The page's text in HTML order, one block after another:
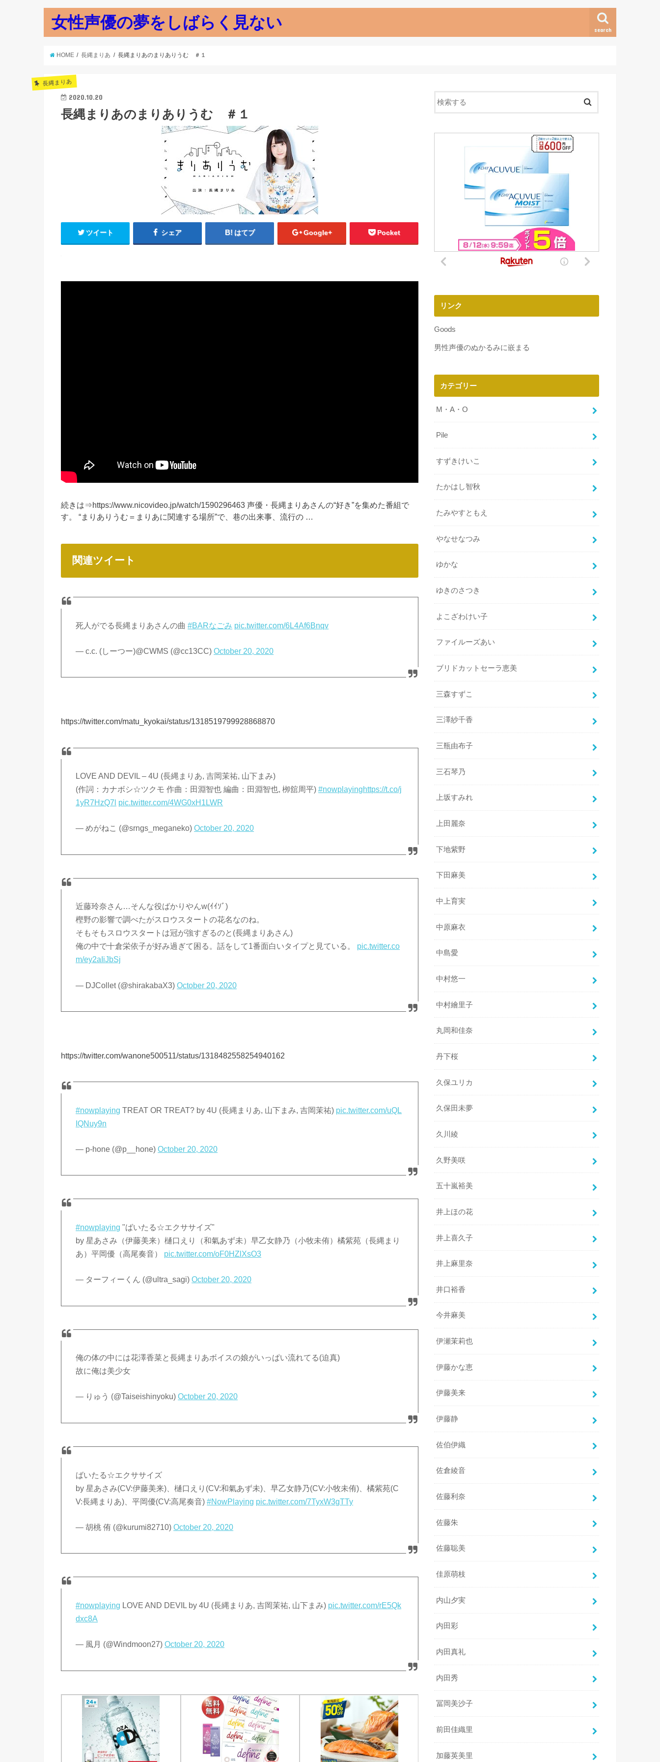
女性声優の夢をしばらく見ない search
HOME 長縄まりあ 長縄まりあのまりありうむ ＃１
長縄まりあ
2020.10.20
長縄まりあのまりありうむ ＃１
ツイート シェア はてブ Google+ Pocket
続きは⇒https://www.nicovideo.jp/watch/1590296463 声優・長縄まりあさんの“好き”を集めた番組で
す。 “まりありうむ＝まりあに関連する場所”で、巷の出来事、流行の …
関連ツイート
死人がでる長縄まりあさんの曲#BARなごみ pic.twitter.com/6L4Af6Bnqv
— c.c. (しーつー)@CWMS (@cc13CC)October 20, 2020
https://twitter.com/matu_kyokai/status/1318519799928868870
LOVE AND DEVIL – 4U (長縄まりあ, 吉岡茉祐, 山下まみ)
(作詞：カナボシ☆ツクモ 作曲：田淵智也 編曲：田淵智也, 栁舘周平)#nowplayinghttps://t.co/j
1yR7HzQ7l pic.twitter.com/4WG0xH1LWR
— めがねこ (@srngs_meganeko)October 20, 2020
近藤玲奈さん…そんな役ばかりやんw(ｲｲｿﾞ)
樫野の影響で調べたがスロウスタートの花名なのね。
そもそもスロウスタートは冠が強すぎるのと(長縄まりあさん)
俺の中で十倉栄依子が好み過ぎて困る。話をして1番面白いタイプと見ている。 pic.twitter.co
m/ey2aIiJbSj
— DJCollet (@shirakabaX3)October 20, 2020
https://twitter.com/wanone500511/status/1318482558254940162
#nowplaying TREAT OR TREAT? by 4U (長縄まりあ, 山下まみ, 吉岡茉祐) pic.twitter.com/uQL
IQNuy9n
— p-hone (@p__hone)October 20, 2020
#nowplaying "ばいたる☆エクササイズ"
by 星あさみ（伊藤美来）樋口えり（和氣あず未）早乙女静乃（小牧未侑）橘紫苑（長縄まり
あ）平岡優（高尾奏音） pic.twitter.com/oF0HZlXsO3
— ターフィーくん (@ultra_sagi)October 20, 2020
俺の体の中には花澤香菜と長縄まりあボイスの娘がいっぱい流れてる(迫真)
故に俺は美少女
— りゅう (@Taiseishinyoku)October 20, 2020
ばいたる☆エクササイズ
by 星あさみ(CV:伊藤美来)、樋口えり(CV:和氣あず未)、早乙女静乃(CV:小牧未侑)、橘紫苑(C
V:長縄まりあ)、平岡優(CV:高尾奏音)#NowPlaying pic.twitter.com/7TyxW3gTTy
— 胡桃 侑 (@kurumi82710)October 20, 2020
#nowplaying LOVE AND DEVIL by 4U (長縄まりあ, 吉岡茉祐, 山下まみ) pic.twitter.com/rE5Qk
dxc8A
— 風月 (@Windmoon27)October 20, 2020
リンク
Goods
男性声優のぬかるみに嵌まる
カテゴリー
M・A・O
Pile
すずきけいこ
たかはし智秋
たみやすともえ
やなせなつみ
ゆかな
ゆきのさつき
よこざわけい子
ファイルーズあい
ブリドカットセーラ恵美
三森すずこ
三澤紗千香
三瓶由布子
三石琴乃
上坂すみれ
上田麗奈
下地紫野
下田麻美
中上育実
中原麻衣
中島愛
中村悠一
中村繪里子
丸岡和佳奈
丹下桜
久保ユリカ
久保田未夢
久川綾
久野美咲
五十嵐裕美
井上ほの花
井上喜久子
井上麻里奈
井口裕香
今井麻美
伊瀬茉莉也
伊藤かな恵
伊藤美来
伊藤静
佐伯伊織
佐倉綾音
佐藤利奈
佐藤朱
佐藤聡美
佳原萌枝
内山夕実
内田彩
内田真礼
内田秀
冨岡美沙子
前田佳織里
加藤英美里